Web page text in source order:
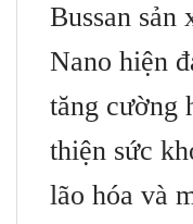
Bussan sản
Nano hiện
tăng cường
thiện sức
lão hóa và